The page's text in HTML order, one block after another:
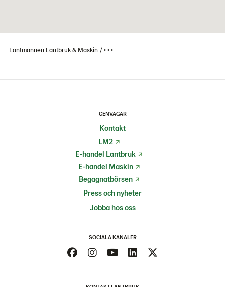
Lantmännen Lantbruk & Maskin • • •
GENVÄGAR
Kontakt
LM2
E-handel Lantbruk
E-handel Maskin
Begagnatbörsen
Press och nyheter
Jobba hos oss
SOCIALA KANALER